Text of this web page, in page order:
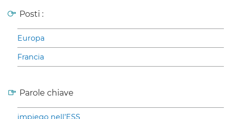
Posti :
Europa
Francia
Parole chiave
impiego nell’ESS